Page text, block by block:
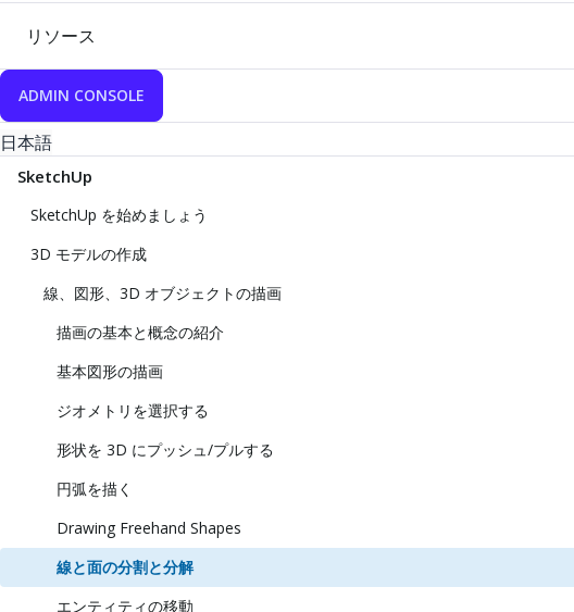
リソース
ADMIN CONSOLE
日本語
SketchUp
SketchUp を始めましょう
3D モデルの作成
線、図形、3D オブジェクトの描画
描画の基本と概念の紹介
基本図形の描画
ジオメトリを選択する
形状を 3D にプッシュ/プルする
円弧を描く
Drawing Freehand Shapes
線と面の分割と分解
エンティティの移動